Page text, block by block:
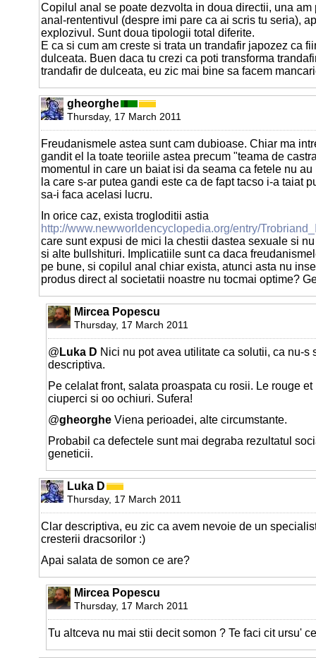
Copilul anal se poate dezvolta in doua directii, una am
anal-rententivul (despre imi pare ca ai scris tu seria),
explozivul. Sunt doua tipologii total diferite.
E ca si cum am creste si trata un trandafir japozez ca
dulceata. Buen daca tu crezi ca poti transforma
trandafir de dulceata, eu zic mai bine sa facem
gheorghe
Thursday, 17 March 2011
Freudanismele astea sunt cam dubioase. Chiar ma
gandit el la toate teoriile astea precum "teama de
momentul in care un baiat isi da seama ca fetele nu
la care s-ar putea gandi este ca de fapt tacso i-a taiat
sa-i faca acelasi lucru.
In orice caz, exista trogloditii astia
http://www.newworldencyclopedia.org/entry/
care sunt expusi de mici la chestii dastea sexuale si
si alte bullshituri. Implicatiile sunt ca daca
pe bune, si copilul anal chiar exista, atunci asta nu
produs direct al societatii noastre nu tocmai optime?
Mircea Popescu
Thursday, 17 March 2011
@ Luka D Nici nu pot avea utilitate ca solutii, ca nu-s
descriptiva.
Pe celalat front, salata proaspata cu rosii. Le rouge et
ciuperci si oo ochiuri. Sufera!
@gheorghe Viena perioadei, alte circumstante.
Probabil ca defectele sunt mai degraba rezultatul
geneticii.
Luka D
Thursday, 17 March 2011
Clar descriptiva, eu zic ca avem nevoie de un
cresterii dracsorilor :)
Apai salata de somon ce are?
Mircea Popescu
Thursday, 17 March 2011
Tu altceva nu mai stii decit somon ? Te faci cit ursu'